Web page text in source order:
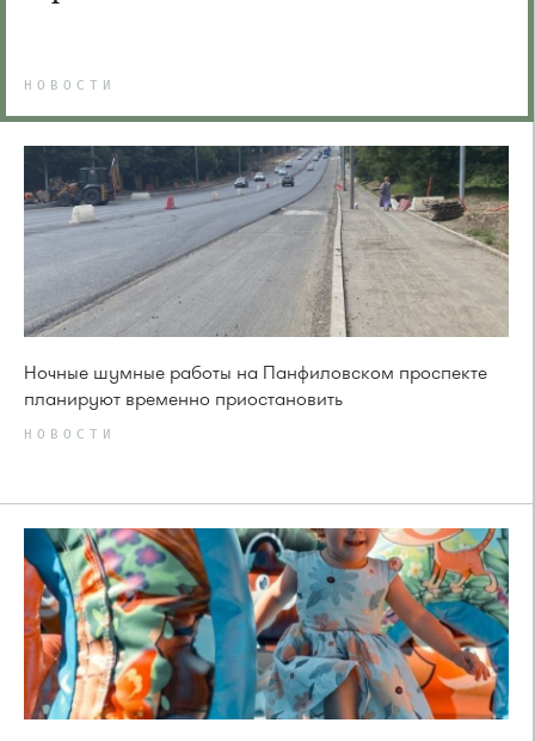
НОВОСТИ
Ночные шумные работы на Панфиловском проспекте
планируют временно приостановить
НОВОСТИ